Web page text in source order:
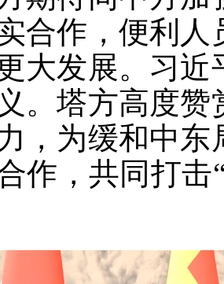
合作，便利
大发展。习
。塔方高度
，为缓和中
作，共同打